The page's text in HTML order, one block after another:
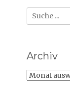
) )
Suche
nach:
Archiv
Archiv